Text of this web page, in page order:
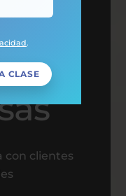
.
con clientes